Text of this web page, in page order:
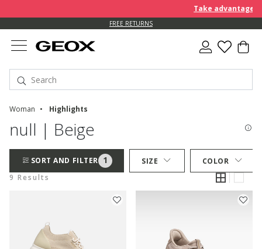
Take advantage of
FREE RETURNS
Woman Highlights
null | Beige
SORT AND FILTER 1 SIZE
COLOR
9 Results